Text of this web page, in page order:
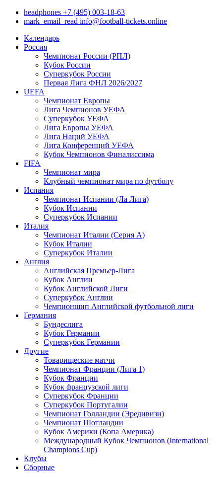
headphones +7 (495) 003-18-63
mark_email_read info@football-tickets.online
Календарь
Россия
Чемпионат России (РПЛ)
Кубок России
Суперкубок России
Первая Лига ФНЛ 2026/2027
UEFA
Чемпионат Европы
Лига Чемпионов УЕФА
Суперкубок УЕФА
Лига Европы УЕФА
Лига Наций УЕФА
Лига Конференций УЕФА
Кубок Чемпионов Финалиссима
FIFA
Чемпионат мира
Клубный чемпионат мира по футболу
Испания
Чемпионат Испании (Ла Лига)
Кубок Испании
Суперкубок Испании
Италия
Чемпионат Италии (Серия А)
Кубок Италии
Суперкубок Италии
Англия
Английская Премьер-Лига
Кубок Англии
Кубок Английской Лиги
Суперкубок Англии
Чемпионшип Английской футбольной лиги
Германия
Бундеслига
Кубок Германии
Суперкубок Германии
Другие
Товарищеские матчи
Чемпионат Франции (Лига 1)
Кубок Франции
Кубок французской лиги
Суперкубок Франции
Суперкубок Португалии
Чемпионат Голландии (Эредивизи)
Чемпионат Шотландии
Кубок Америки (Копа Америка)
Международный Кубок Чемпионов (International
Champions Cup)
Клубы
Сборные